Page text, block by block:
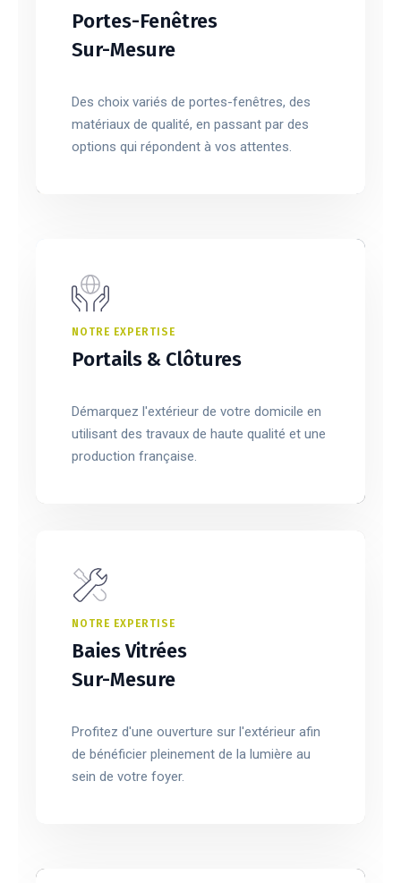
Portes-Fenêtres
Sur-Mesure
Des choix variés de portes-fenêtres, des
matériaux de qualité, en passant par des
options qui répondent à vos attentes.
NOTRE EXPERTISE
Portails & Clôtures
Démarquez l'extérieur de votre domicile en
utilisant des travaux de haute qualité et une
production française.
NOTRE EXPERTISE
Baies Vitrées
Sur-Mesure
Profitez d'une ouverture sur l'extérieur afin
de bénéficier pleinement de la lumière au
sein de votre foyer.